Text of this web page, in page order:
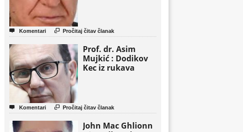
 Komentari  Pročitaj čitav članak
Prof. dr. Asim
Mujkić : Dodikov
Kec iz rukava
 Komentari  Pročitaj čitav članak
John Mac Ghlionn